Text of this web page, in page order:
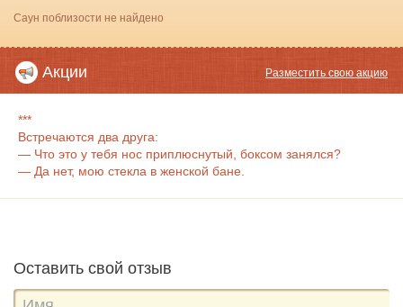
Саун поблизости не найдено
Акции Разместить свою акцию
***
Встречаются два друга:
— Что это у тебя нос приплюснутый, боксом занялся?
— Да нет, мою стекла в женской бане.
Оставить свой отзыв